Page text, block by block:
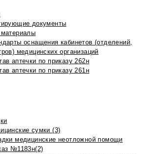
документы
оснащения кабинетов (отделений,
медицинских организаций
аптечки по приказу 262н
аптечки по приказу 261н
сумки (3)
медицинские неотложной помощи
№1183н(2)